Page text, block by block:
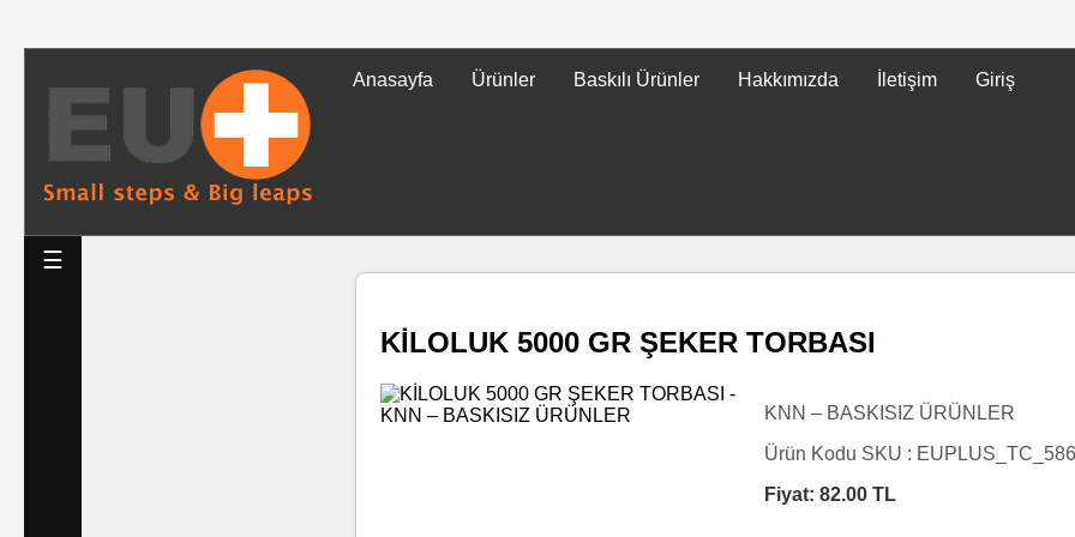
Anasayfa Ürünler Baskılı Ürünler Hakkımızda İletişim Giriş
☰
Tüm
Ürünler
Islak
KİLOLUK 5000 GR ŞEKER TORBASI
KNN – BASKISIZ ÜRÜNLER
Ürün Kodu SKU : EUPLUS_TC_586
Fiyat: 82.00 TL